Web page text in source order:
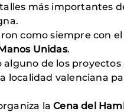
más importantes
como siempre con
Unidas.
de los
localidad valenciana
laCena del